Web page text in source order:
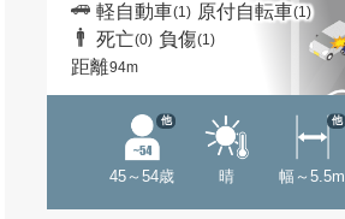
軽自動車(1) 原付自転車(1)
死亡(0) 負傷(1)
距離94m
45～54歳
他
晴 幅～5.5m
他